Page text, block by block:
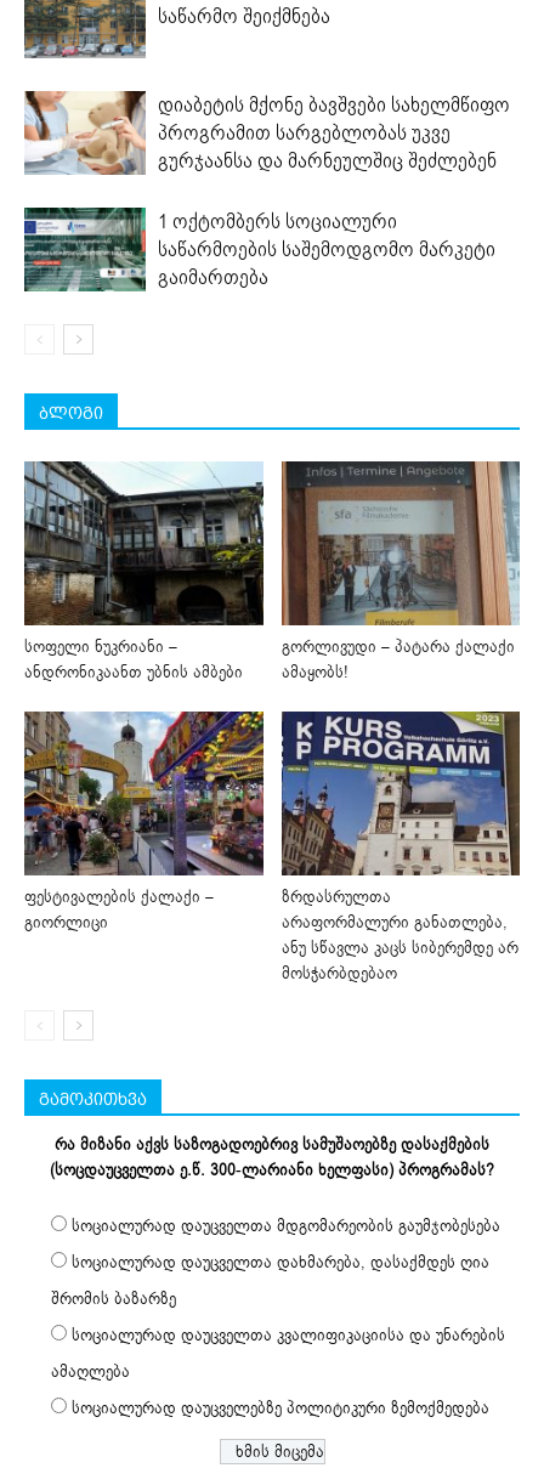
საწარმო შეიქმნება
დიაბეტის მქონე ბავშვები სახელმწიფო
პროგრამით სარგებლობას უკვე
გურჯაანსა და მარნეულშიც შეძლებენ
1 ოქტომბერს სოციალური
საწარმოების საშემოდგომო მარკეტი
გაიმართება
ბლოგი
სოფელი ნუკრიანი –
ანდრონიკაანთ უბნის ამბები
გორლივუდი – პატარა ქალაქი
ამაყობს!
ფესტივალების ქალაქი –
გიორლიცი
ზრდასრულთა
არაფორმალური განათლება,
ანუ სწავლა კაცს სიბერემდე არ
მოსჭარბდებაო
გამოკითხვა
რა მიზანი აქვს საზოგადოებრივ სამუშაოებზე დასაქმების
(სოცდაუცველთა ე.წ. 300-ლარიანი ხელფასი) პროგრამას?
სოციალურად დაუცველთა მდგომარეობის გაუმჯობესება
სოციალურად დაუცველთა დახმარება, დასაქმდეს ღია
შრომის ბაზარზე
სოციალურად დაუცველთა კვალიფიკაციისა და უნარების
ამაღლება
სოციალურად დაუცველებზე პოლიტიკური ზემოქმედება